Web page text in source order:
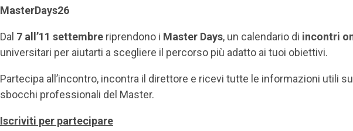
MasterDays26
Dal 7 all’11 settembre riprendono i Master Days, un calendario di incontri
universitari per aiutarti a scegliere il percorso più adatto ai tuoi obiettivi.
Partecipa all’incontro, incontra il direttore e ricevi tutte le informazioni utili
sbocchi professionali del Master.
Iscriviti per partecipare